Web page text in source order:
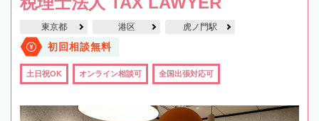
東京都 港区 虎ノ門駅
初回相談無料
土日祝OK オンライン相談可 全国出張対応可